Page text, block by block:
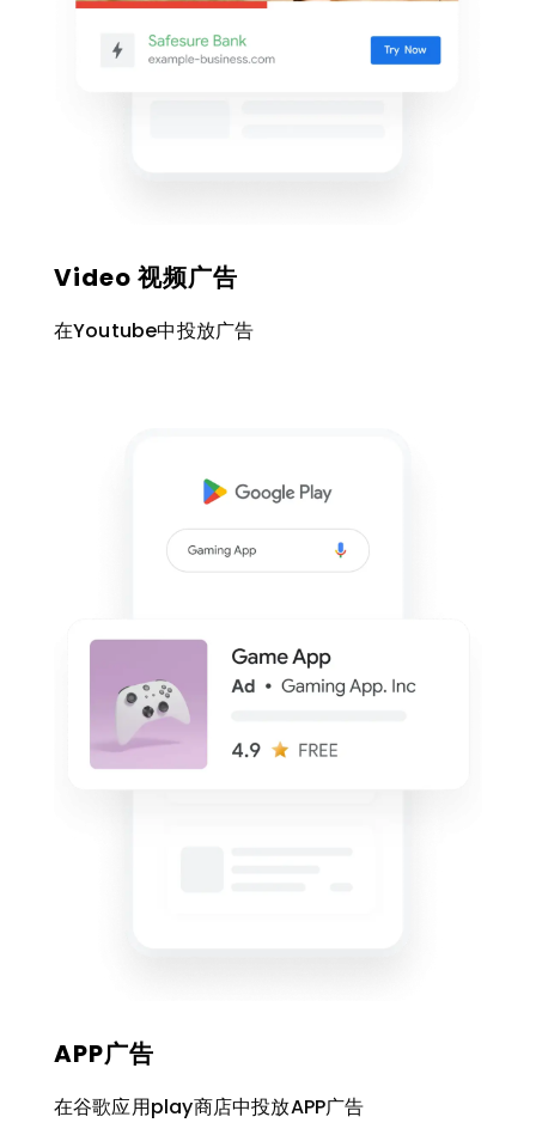
Video 视频广告
在Youtube中投放广告
APP广告
在谷歌应用play商店中投放APP广告